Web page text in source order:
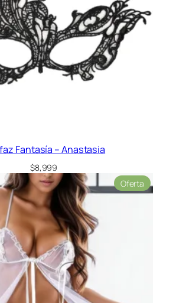
Fantasía – Anastasia
$8,999
Oferta
en